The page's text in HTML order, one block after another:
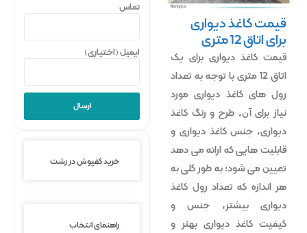
قیمت کاغذ دیواری
برای اتاق 12 متری
قیمت کاغذ دیواری برای یک
اتاق 12 متری با توجه به تعداد
رول های کاغذ دیواری مورد
نیاز برای آن، طرح و رنگ کاغذ
دیواری، جنس کاغذ دیواری و
قابلیت هایی که ارائه می دهد
تعیین می شود؛ به طور کلی به
هر اندازه که تعداد رول کاغذ
دیواری بیشتر، جنس و
کیفیت کاغذ دیواری بهتر و
تماس
ایمیل (اختیاری)
ارسال
خرید کفپوش در رشت
راهنمای انتخاب